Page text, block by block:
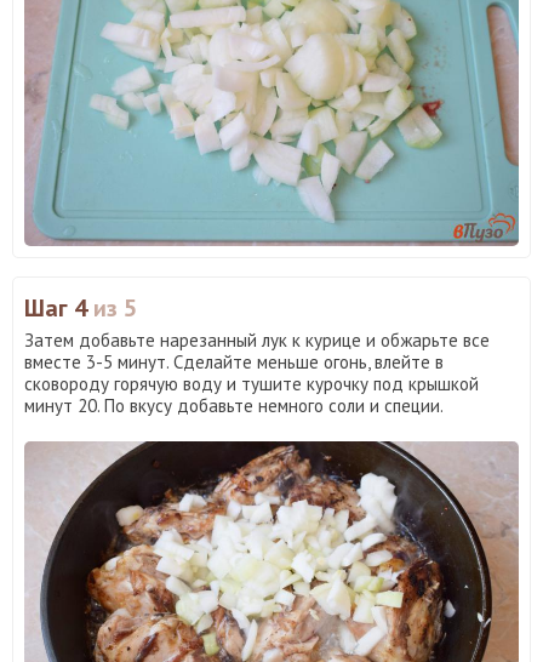
Шаг 4из 5
Затем добавьте нарезанный лук к курице и обжарьте все
вместе 3-5 минут. Сделайте меньше огонь, влейте в
сковороду горячую воду и тушите курочку под крышкой
минут 20. По вкусу добавьте немного соли и специи.